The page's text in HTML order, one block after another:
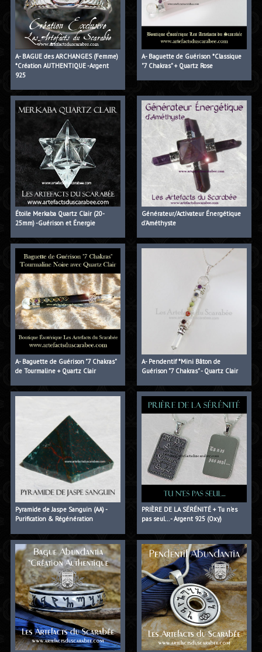
A- BAGUE des ARCHANGES (Femme)
*Création AUTHENTIQUE -Argent
925
A- Baguette de Guérison *Classique
"7 Chakras" + Quartz Rose
Étoile Merkaba Quartz Clair (20-
25mm) -Guérison et Énergie
Générateur/Activateur Énergétique
d'Améthyste
A- Baguette de Guérison "7 Chakras"
de Tourmaline + Quartz Clair
A- Pendentif *Mini Bâton de
Guérison "7 Chakras" - Quartz Clair
Pyramide de Jaspe Sanguin (AA) -
Purification & Régénération
PRIÈRE DE LA SÉRÉNITÉ + Tu n'es
pas seul... - Argent 925 (Oxy)